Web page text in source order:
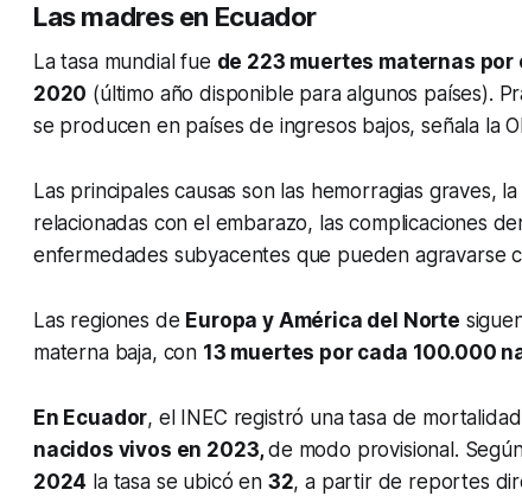
Las madres en Ecuador
La tasa mundial fue de 223 muertes maternas
2020 (último año disponible para algunos países).
se producen en países de ingresos bajos, señala la
Las principales causas son las hemorragias graves,
relacionadas con el embarazo, las complicaciones
enfermedades subyacentes que pueden agravarse
Las regiones de Europa y América del Norte
materna baja, con 13 muertes por cada 100.000
En Ecuador, el INEC registró una tasa de
nacidos vivos en 2023,de modo provisional.
2024 la tasa se ubicó en 32, a partir de reportes